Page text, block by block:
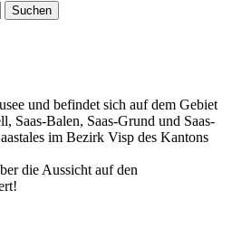
und befindet sich auf dem Gebiet
Saas-Balen, Saas-Grund und Saas-
im Bezirk Visp des Kantons
die Aussicht auf den